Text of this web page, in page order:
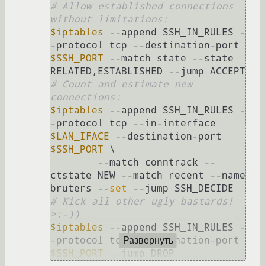
# Allow established connections
without limitations:
$iptables
--append SSH_IN_RULES -
$SSH_PORT --match state --state
# Count and estimate new
connections:
$iptables
--append SSH_IN_RULES -
$LAN_IFACE
$SSH_PORT \
ctstate NEW --match recent --name
bruters --set
# Kick all other ugly bastards!
>:-))
$iptables
--append SSH_IN_RULES -
$SSH_PORT --jump DROP
Развернуть